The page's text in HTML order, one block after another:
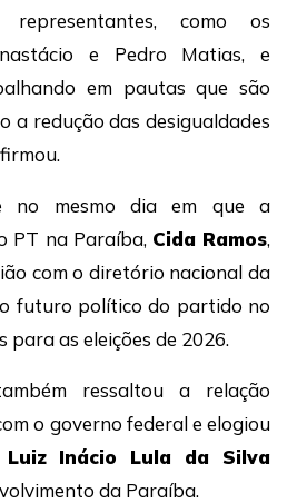
representantes, como os
e Pedro Matias, e
em pautas que são
a redução das desigualdades
no mesmo dia em que a
PT na Paraíba, Cida Ramos,
com o diretório nacional da
futuro político do partido no
para as eleições de 2026.
ressaltou a relação
o governo federal e elogiou
Luiz Inácio Lula da Silva
da Paraíba.